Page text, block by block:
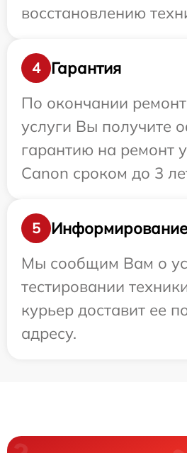
восстановлению
4
Гарантия
По окончании
услуги Вы получите
гарантию на ремонт
Canon сроком до 3
5
Информирование
Мы сообщим Вам о
тестировании
курьер доставит ее
адресу.